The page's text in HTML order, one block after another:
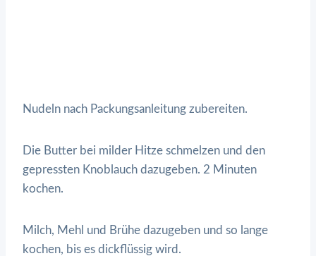
Nudeln nach Packungsanleitung zubereiten.
Die Butter bei milder Hitze schmelzen und den
gepressten Knoblauch dazugeben. 2 Minuten
kochen.
Milch, Mehl und Brühe dazugeben und so lange
kochen, bis es dickflüssig wird.